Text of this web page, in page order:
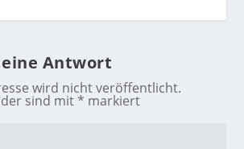
Antwort
wird nicht veröffentlicht.
sind mit* markiert